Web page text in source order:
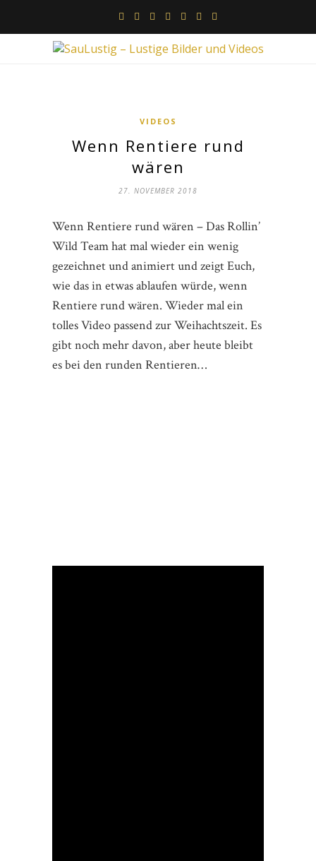
VIDEOS
Wenn Rentiere rund
wären
27. NOVEMBER 2018
Wenn Rentiere rund wären – Das Rollin’
Wild Team hat mal wieder ein wenig
gezeichnet und animiert und zeigt Euch,
wie das in etwas ablaufen würde, wenn
Rentiere rund wären. Wieder mal ein
tolles Video passend zur Weihachtszeit. Es
gibt noch mehr davon, aber heute bleibt
es bei den runden Rentieren…